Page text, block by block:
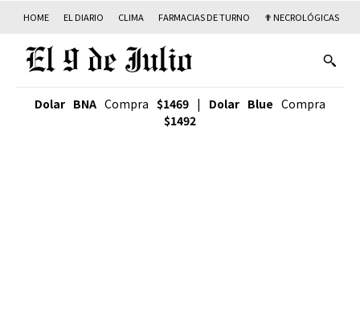
HOME EL DIARIO CLIMA FARMACIAS DE TURNO ✟ NECROLÓGICAS
Dolar BNA Compra $1469 | Dolar Blue Compra
$1492